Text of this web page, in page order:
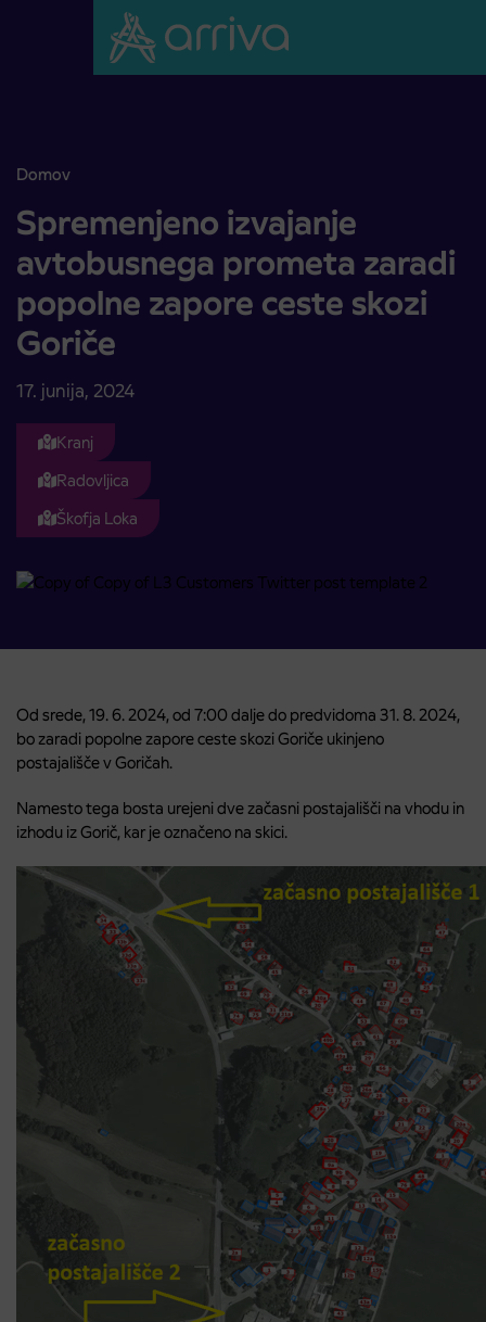
Skoči na vsebino
Domov
Spremenjeno izvajanje avtobusnega prometa zaradi popolne
Spremenjeno izvajanje
avtobusnega prometa zaradi
popolne zapore ceste skozi
Goriče
17. junija, 2024
Kranj
Radovljica
Škofja Loka
Od srede, 19. 6. 2024, od 7:00 dalje do predvidoma 31. 8. 2024,
bo zaradi popolne zapore ceste skozi Goriče ukinjeno
postajališče v Goričah.
Namesto tega bosta urejeni dve začasni postajališči na vhodu in
izhodu iz Gorič, kar je označeno na skici.